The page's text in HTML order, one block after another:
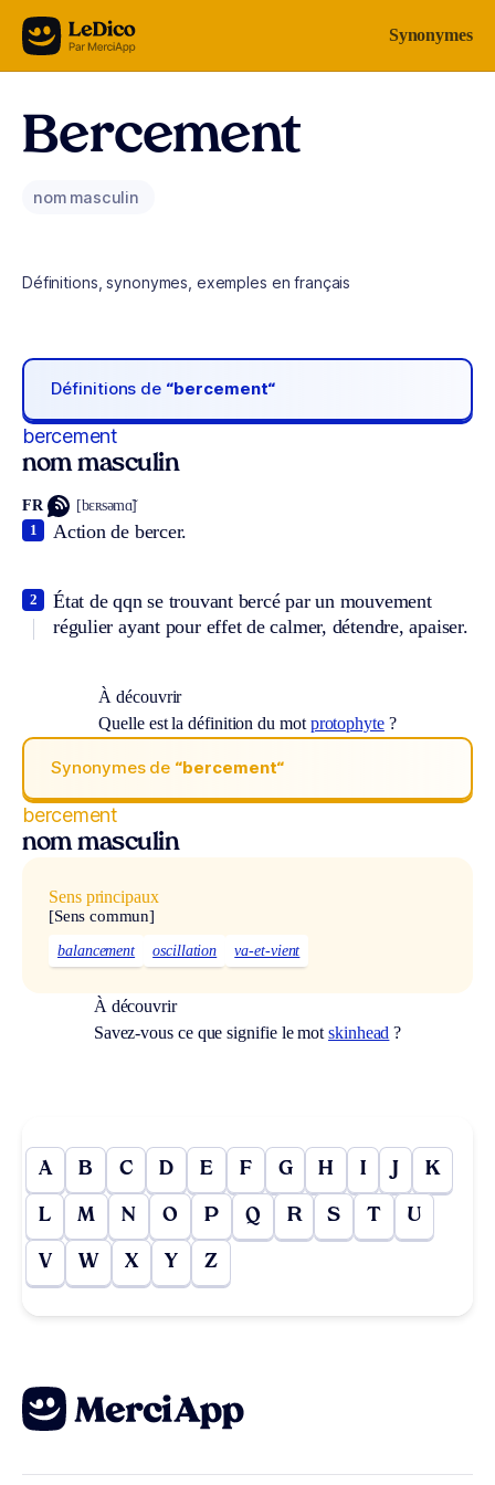
Aller au contenu Synonymes
Bercement
nom masculin
Définitions, synonymes, exemples en français
Définitions de “bercement“
bercement
nom masculin
FR [bɛʀsəmɑ̃]
Action de bercer.
1
État de qqn se trouvant bercé par un mouvement
régulier ayant pour effet de calmer, détendre, apaiser.
2
À découvrir
Quelle est la définition du mot protophyte?
Synonymes de “bercement“
bercement
nom masculin
Sens principaux
[Sens commun]
balancement oscillation va-et-vient
À découvrir
Savez-vous ce que signifie le motskinhead ?
A B C D E F G H I J K
L M N O P Q R S T U
V W X Y Z